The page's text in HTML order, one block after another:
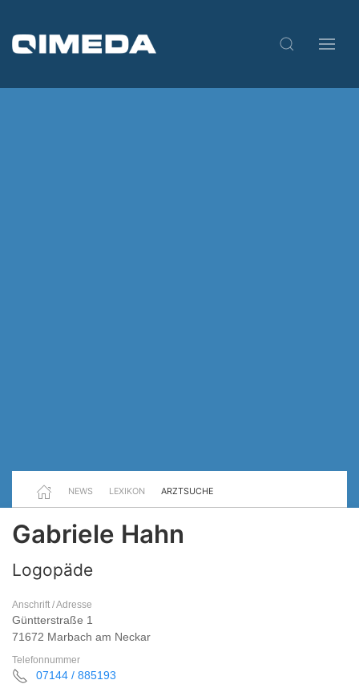
NEWS LEXIKON ARZTSUCHE
Gabriele Hahn
Logopäde
Anschrift / Adresse
Güntterstraße 1
71672 Marbach am Neckar
Telefonnummer
07144 / 885193